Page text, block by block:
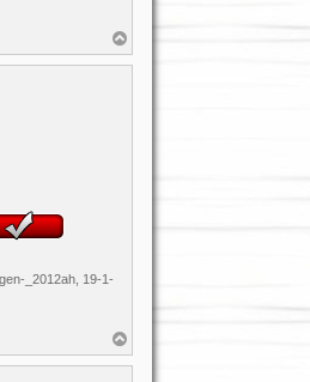
o
p
_2012ah, 19-1-
o
p